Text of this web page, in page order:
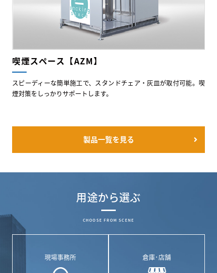
喫煙スペース【AZM】
スピーディーな簡単施工で、スタンドチェア・灰皿が取付可能。喫
煙対策をしっかりサポートします。
製品一覧を見る
用途から選ぶ
CHOOSE FROM SCENE
現場事務所 倉庫･店舗